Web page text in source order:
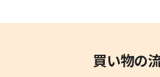
買い物の